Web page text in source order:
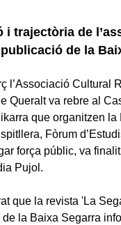
i trajectòria de
de la
l’Associació Cultural
Queralt va rebre al
que organitzen la
Fòrum
força públic, va
Pujol.
que la revista 'La
la Baixa Segarra